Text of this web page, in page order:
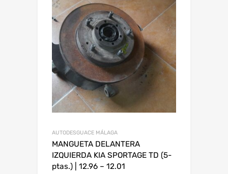
AUTODESGUACE MÁLAGA
MANGUETA DELANTERA
IZQUIERDA KIA SPORTAGE TD (5-
ptas.) | 12.96 – 12.01